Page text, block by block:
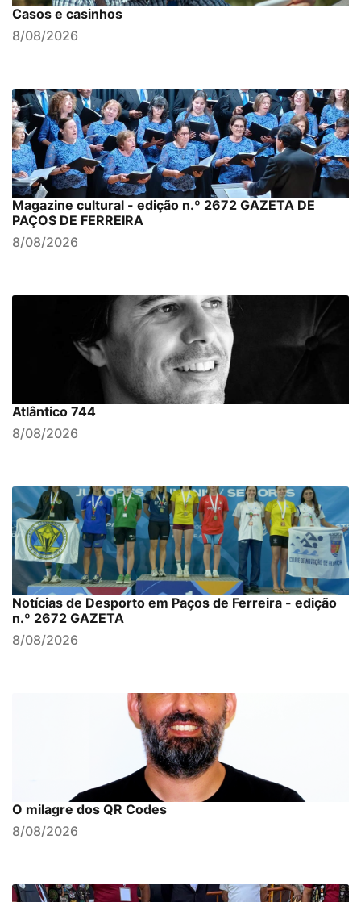
Casos e casinhos
8/08/2026
Magazine cultural - edição n.º 2672 GAZETA DE
PAÇOS DE FERREIRA
8/08/2026
Atlântico 744
8/08/2026
Notícias de Desporto em Paços de Ferreira - edição
n.º 2672 GAZETA
8/08/2026
O milagre dos QR Codes
8/08/2026